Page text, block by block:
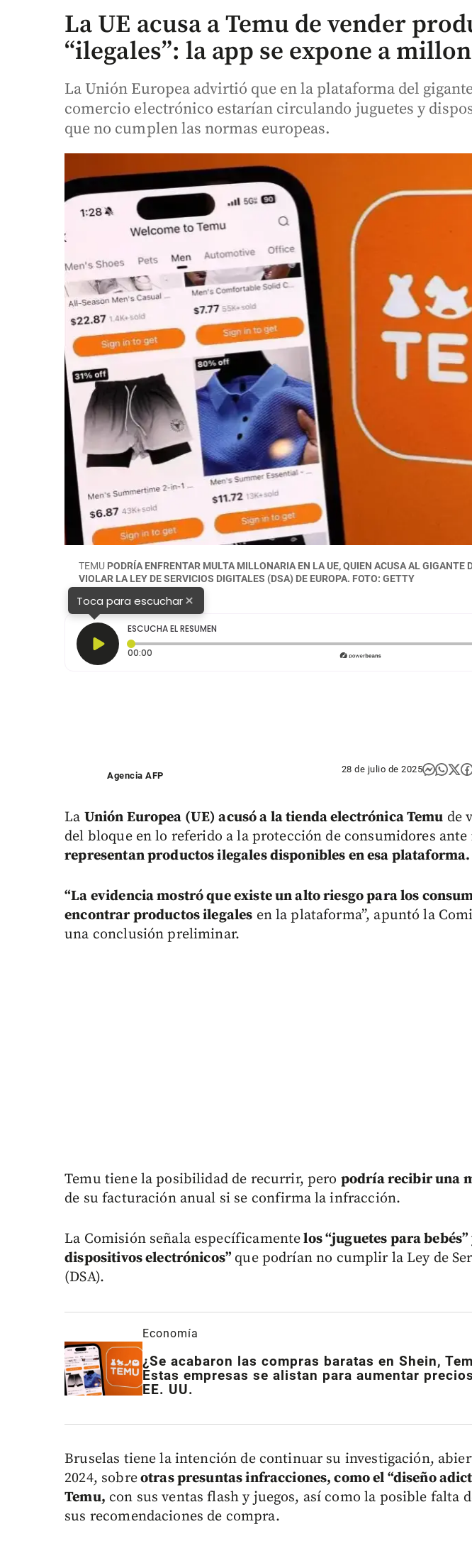
La UE acusa a Temu de vender
“ilegales”: la app se expone a
La Unión Europea advirtió que en la plataforma del
comercio electrónico estarían circulando juguetes y
que no cumplen las normas europeas.
TEMU PODRÍA ENFRENTAR MULTA MILLONARIA EN LA UE, QUIEN ACUSA AL GIGANTE
VIOLAR LA LEY DE SERVICIOS DIGITALES (DSA) DE EUROPA. FOTO: GETTY
Toca para escuchar×
ESCUCHA EL RESUMEN
00:00
Agencia AFP
28 de julio de 2025
La Unión Europea (UE) acusó a la tienda electrónica Temu de
del bloque en lo referido a la protección de consumidores ante
representan productos ilegales disponibles en esa plataforma.
“La evidencia mostró que existe un alto riesgo para los
encontrar productos ilegales en la plataforma”, apuntó la
una conclusión preliminar.
Temu tiene la posibilidad de recurrir, pero podría recibir una
de su facturación anual si se confirma la infracción.
La Comisión señala específicamentelos “juguetes para
dispositivos electrónicos” que podrían no cumplir la Ley de
(DSA).
Economía
¿Se acabaron las compras baratas en Shein,
Estas empresas se alistan para aumentar
EE. UU.
Bruselas tiene la intención de continuar su investigación,
2024, sobreotras presuntas infracciones, como el “diseño
Temu, con sus ventas flash y juegos, así como la posible falta
sus recomendaciones de compra.